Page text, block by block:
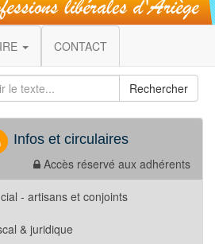
CONTACT
Rechercher
Infos et circulaires
Accès réservé aux adhérents
- artisans et conjoints
& juridique